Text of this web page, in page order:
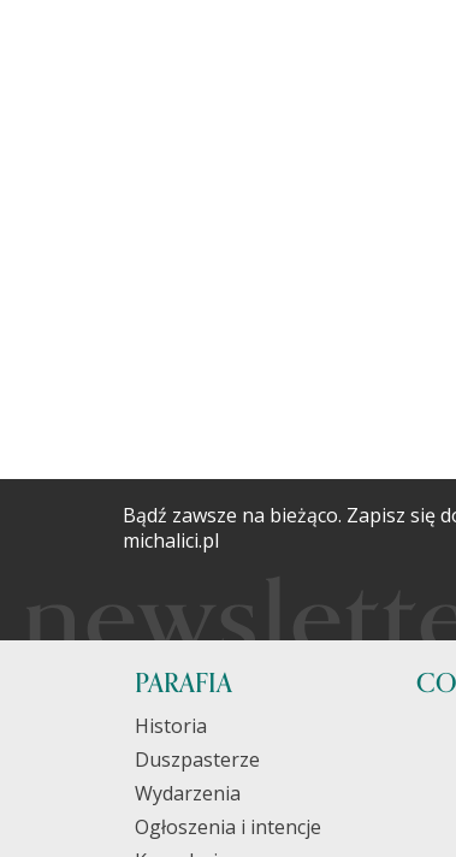
Bądź zawsze na bieżąco. Zapisz się
michalici.pl
PARAFIA
Historia
Duszpasterze
Wydarzenia
Ogłoszenia i intencje